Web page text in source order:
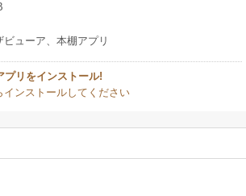
ューア、本棚アプリ
プリをインストール!
インストールしてください